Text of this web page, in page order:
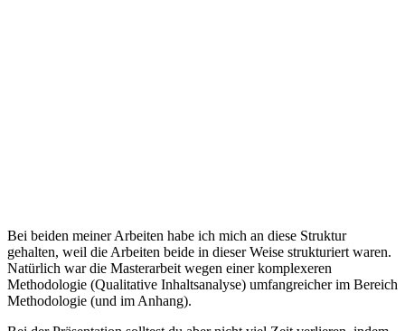
Bei beiden meiner Arbeiten habe ich mich an diese Struktur
gehalten, weil die Arbeiten beide in dieser Weise strukturiert waren.
Natürlich war die Masterarbeit wegen einer komplexeren
Methodologie (Qualitative Inhaltsanalyse) umfangreicher im Bereich
Methodologie (und im Anhang).